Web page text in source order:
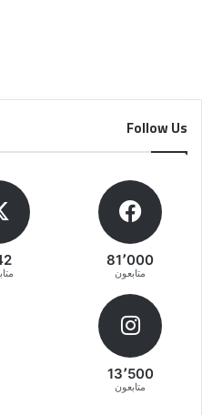
Follow Us
81٬000
متابعون
13٬500
متابعون